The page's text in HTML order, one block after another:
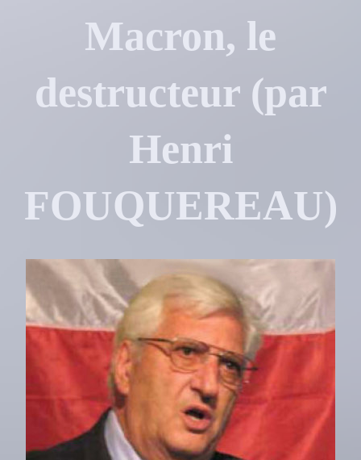
Macron, le
destructeur (par
Henri
FOUQUEREAU)